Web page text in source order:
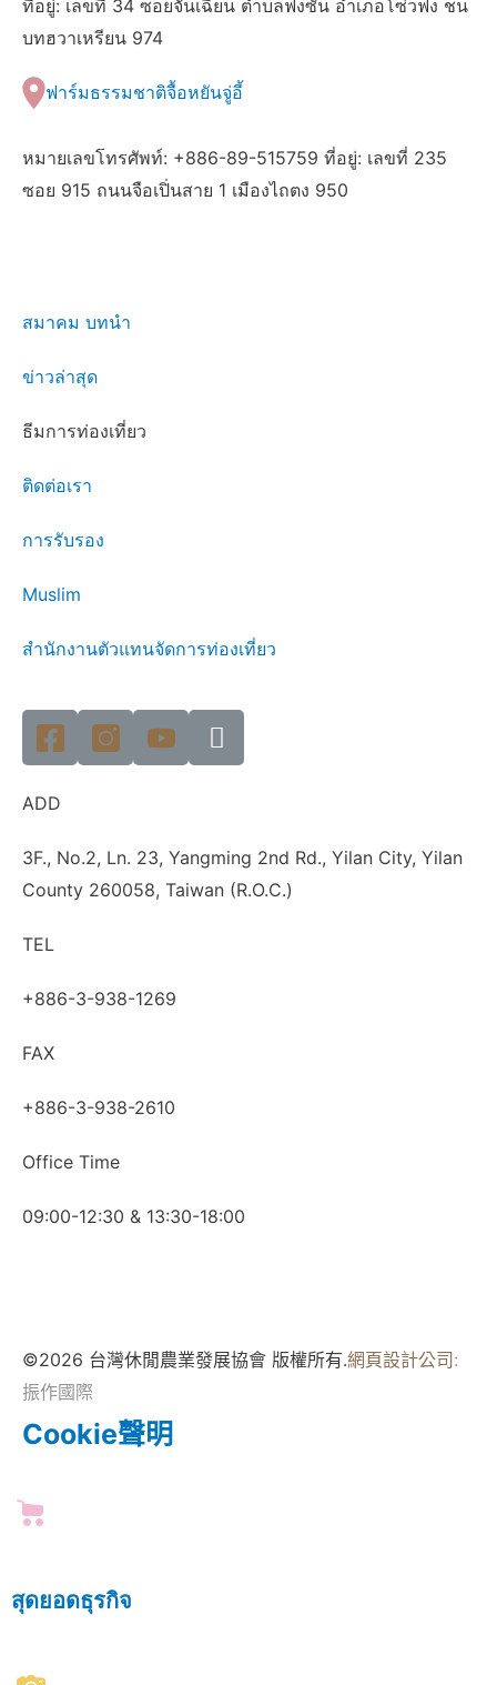
ที่อยู่: เลขที่ 34 ซอยจั้นเฉียน ตำบลฟงซัน อำเภอโซ่วฟง ชน
บทฮวาเหรียน 974
ฟาร์มธรรมชาติจื้อหยันจู่อี้
หมายเลขโทรศัพท์: +886-89-515759 ที่อยู่: เลขที่ 235
ซอย 915 ถนนจือเปิ่นสาย 1 เมืองไถตง 950
สมาคม บทนำ
ข่าวล่าสุด
ธีมการท่องเที่ยว
ติดต่อเรา
การรับรอง
Muslim
สำนักงานตัวแทนจัดการท่องเที่ยว
ADD
3F., No.2, Ln. 23, Yangming 2nd Rd., Yilan City, Yilan
County 260058, Taiwan (R.O.C.)
TEL
+886-3-938-1269
FAX
+886-3-938-2610
Office Time
09:00-12:30 & 13:30-18:00
©2026 台灣休閒農業發展協會 版權所有.網頁設計公司 :
振作國際
Cookie聲明
สุดยอดธุรกิจ